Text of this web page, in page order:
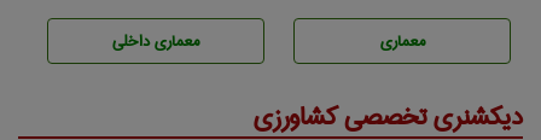
معماری معماری داخلی
دیکشنری تخصصی کشاورزی